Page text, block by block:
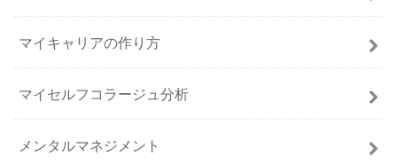
マイキャリアの作り方
マイセルフコラージュ分析
メンタルマネジメント